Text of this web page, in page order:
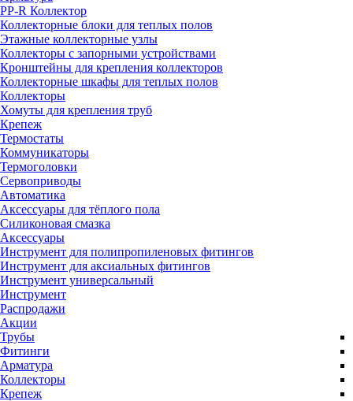
PP-R Коллектор
Коллекторные блоки для теплых полов
Этажные коллекторные узлы
Коллекторы с запорными устройствами
Кронштейны для крепления коллекторов
Коллекторные шкафы для теплых полов
Коллекторы
Хомуты для крепления труб
Крепеж
Термостаты
Коммуникаторы
Термоголовки
Сервоприводы
Автоматика
Аксессуары для тёплого пола
Силиконовая смазка
Аксессуары
Инструмент для полипропиленовых фитингов
Инструмент для аксиальных фитингов
Инструмент универсальный
Инструмент
Распродажи
Акции
Трубы
Фитинги
Арматура
Коллекторы
Крепеж